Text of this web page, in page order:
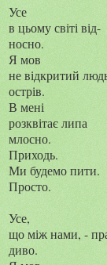
Усе
в цьому світі від-
носно.
Я мов
не відкритий
острів.
В мені
розквітає липа
млосно.
Приходь.
Ми будемо пити.
Просто.
Усе,
що між нами, -
диво.